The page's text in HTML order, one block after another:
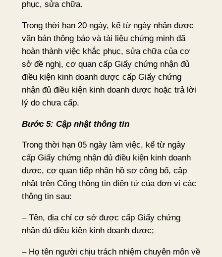
phục, sửa chữa.
Trong thời hạn 20 ngày, kể từ ngày nhận được
văn bản thông báo và tài liệu chứng minh đã
hoàn thành việc khắc phục, sửa chữa của cơ
sở đề nghị, cơ quan cấp Giấy chứng nhận đủ
điều kiện kinh doanh dược cấp Giấy chứng
nhận đủ điều kiện kinh doanh dược hoặc trả lời
lý do chưa cấp.
Bước 5: Cập nhật thông tin
Trong thời hạn 05 ngày làm việc, kể từ ngày
cấp Giấy chứng nhận đủ điều kiện kinh doanh
dược, cơ quan tiếp nhận hồ sơ công bố, cập
nhật trên Cổng thông tin điện tử của đơn vị các
thông tin sau:
– Tên, địa chỉ cơ sở được cấp Giấy chứng
nhận đủ điều kiện kinh doanh dược;
– Họ tên người chịu trách nhiệm chuyên môn về